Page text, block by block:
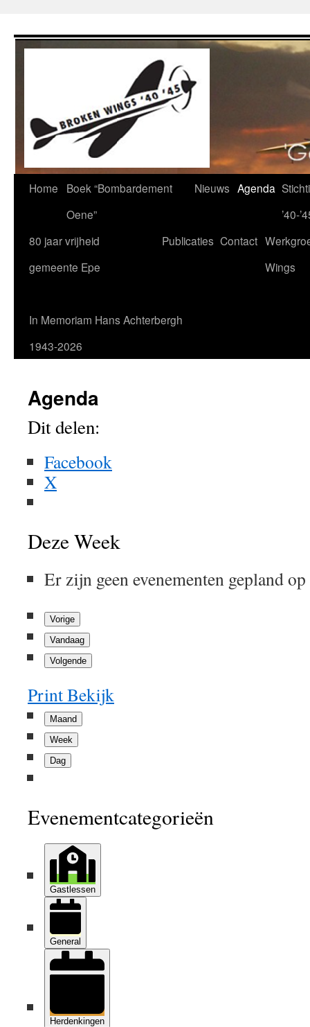
naar
Home
Boek “Bombardement
Oene”
Nieuws Agenda
’40-
80 jaar vrijheid
gemeente Epe
Publicaties Contact
Wings
In Memoriam Hans Achterbergh
1943-2026
Agenda
Dit delen:
Facebook
X
Deze Week
Er zijn geen evenementen gepland
Vorige
Vandaag
Volgende
PrintBekijk
Maand
Week
Dag
Evenementcategorieën
Gastlessen
General
Herdenkingen